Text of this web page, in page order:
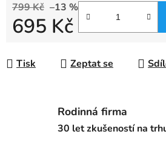
799 Kč –13 %
695 Kč
Tisk Zeptat se
Rodinná firma
30 let zkušeností na